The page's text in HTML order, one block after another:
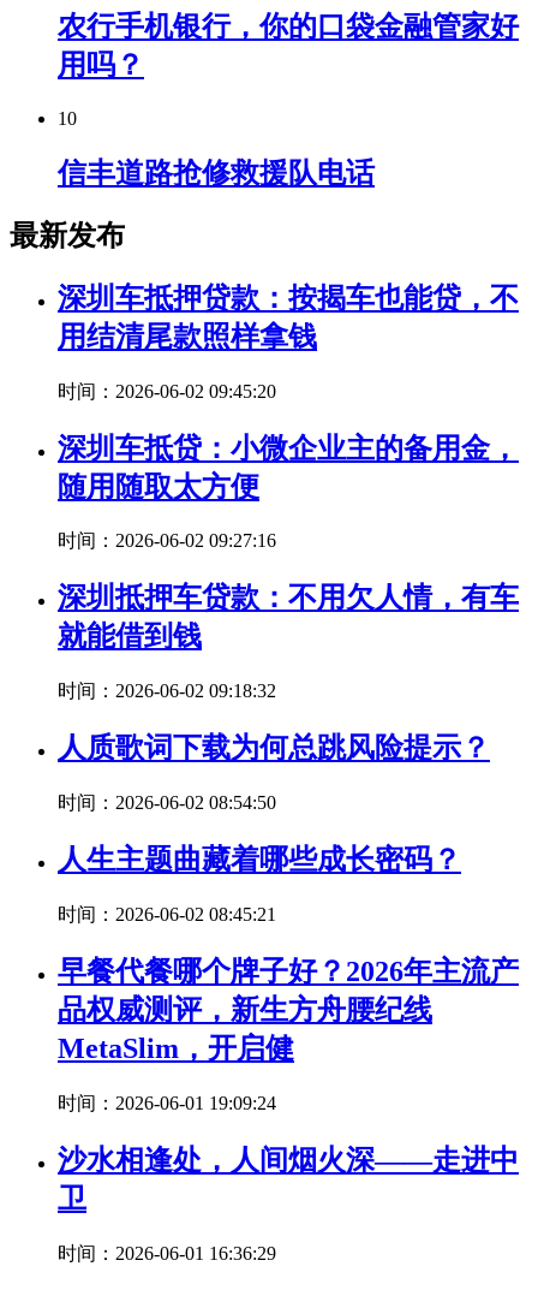
农行手机银行，你的口袋金融管家好
用吗？
10
信丰道路抢修救援队电话
最新发布
深圳车抵押贷款：按揭车也能贷，不
用结清尾款照样拿钱
时间：2026-06-02 09:45:20
深圳车抵贷：小微企业主的备用金，
随用随取太方便
时间：2026-06-02 09:27:16
深圳抵押车贷款：不用欠人情，有车
就能借到钱
时间：2026-06-02 09:18:32
人质歌词下载为何总跳风险提示？
时间：2026-06-02 08:54:50
人生主题曲藏着哪些成长密码？
时间：2026-06-02 08:45:21
早餐代餐哪个牌子好？2026年主流产
品权威测评，新生方舟腰纪线
MetaSlim，开启健
时间：2026-06-01 19:09:24
沙水相逢处，人间烟火深——走进中
卫
时间：2026-06-01 16:36:29